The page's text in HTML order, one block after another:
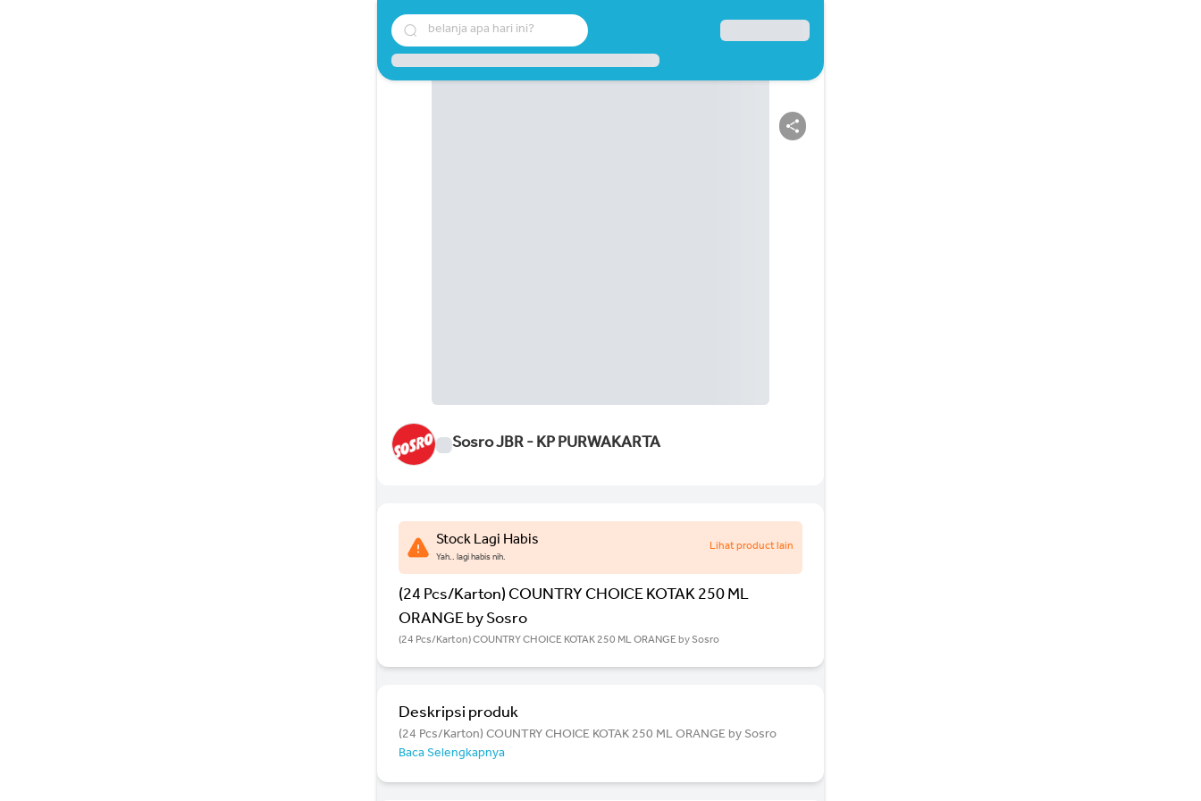
belanja apa hari ini?
Sosro JBR - KP PURWAKARTA
Stock Lagi Habis
Yah.. lagi habis nih.
Lihat product lain
(24 Pcs/Karton) COUNTRY CHOICE KOTAK 250 ML
ORANGE by Sosro
(24 Pcs/Karton) COUNTRY CHOICE KOTAK 250 ML ORANGE by Sosro
Deskripsi produk
(24 Pcs/Karton) COUNTRY CHOICE KOTAK 250 ML ORANGE by Sosro
Baca Selengkapnya